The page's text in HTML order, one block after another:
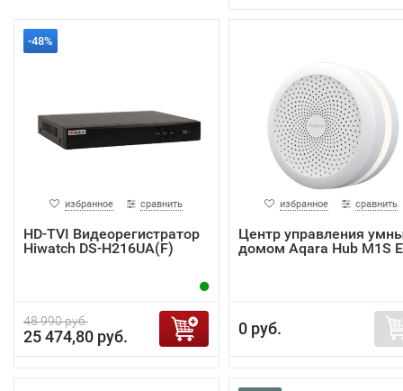
-48%
избранное сравнить
HD-TVI Видеорегистратор
Hiwatch DS-H216UA(F)
48 990 руб.
25 474,80 руб.
избранное сравнить
Центр управления
домом Aqara Hub M1S
0 руб.